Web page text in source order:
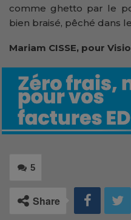
comme ghetto par le
bien braisé, pêché dans
Mariam CISSE, pour
5
Share